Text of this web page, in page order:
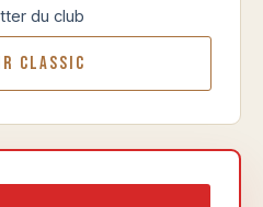
du club
Classic